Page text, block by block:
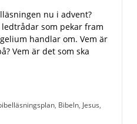
nu i advent?
som pekar fram
handlar om. Vem är
Vem är det som ska
, Bibeln, Jesus,